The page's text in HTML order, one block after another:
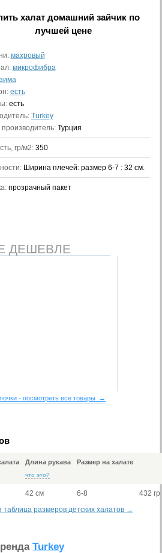
халат домашний зайчикпо
лучшей цене
махровый
микрофибра
зима
есть
есть
Turkey
Турция
гр/м2: 350
Ширина плечей: размер 6-7 : 32 см.
прозрачный пакет
ДЕШЕВЛЕ
- посмотреть все товары →
Длина рукава
что это?
Размер на халате
42 см 6-8
432 гр
таблица размеров детских халатов →
Turkey